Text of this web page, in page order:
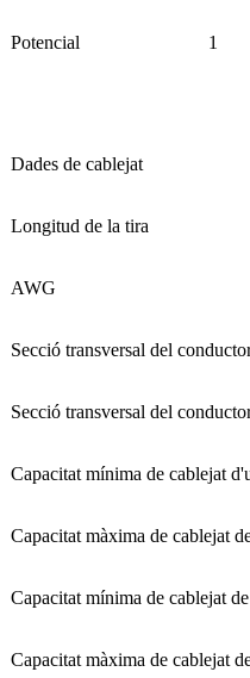
Potencial 1
Dades de cablejat
Longitud de la tira
AWG
Secció transversal del
Secció transversal del
Capacitat mínima de cablejat
Capacitat màxima de cablejat
Capacitat mínima de cablejat
Capacitat màxima de cablejat